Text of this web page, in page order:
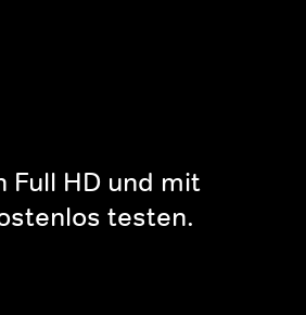
Full HD und mit
testen.